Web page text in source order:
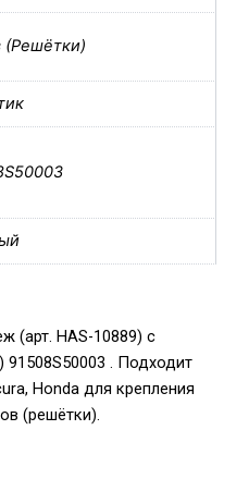
(Решётки)
(арт. HAS-10889) с
. Подходит
Honda для крепления
(решётки).